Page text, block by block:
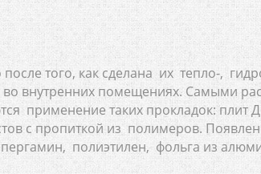
того, как сделана их тепло-,
внутренних помещениях. Самыми
применение таких прокладок: плит
с пропиткой из полимеров.
полиэтилен, фольга из